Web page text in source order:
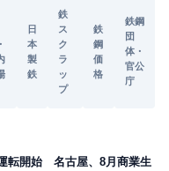
日
本
製
鉄
鉄
ス
ク
ラ
ッ
プ
鉄
鋼
価
格
鉄鋼
団
体・
官公
庁
転開始 名古屋、8月商業生